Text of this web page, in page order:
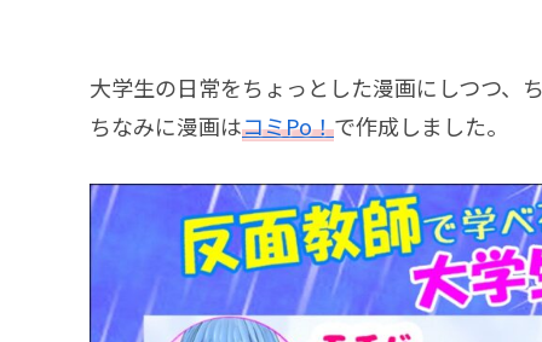
大学生の日常をちょっとした漫画にしつつ、
ちなみに漫画はコミPo！で作成しました。